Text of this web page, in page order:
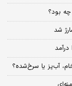
چه بود؟
شد
آب‌پز یا سرخ‌شده؟